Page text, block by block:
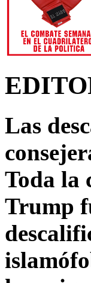
Las
Toda la
Trump